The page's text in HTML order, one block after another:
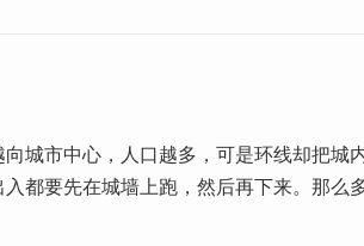
城市中心，人口越多，可是环线却把城
都要先在城墙上跑，然后再下来。那么